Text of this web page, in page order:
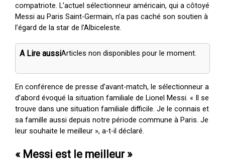
compatriote. L’actuel sélectionneur américain, qui a côtoyé
Messi au Paris Saint-Germain, n’a pas caché son soutien à
l’égard de la star de l’Albiceleste.
A Lire aussiArticles non disponibles pour le moment.
En conférence de presse d’avant-match, le sélectionneur a
d’abord évoqué la situation familiale de Lionel Messi. « Il se
trouve dans une situation familiale difficile. Je le connais et
sa famille aussi depuis notre période commune à Paris. Je
leur souhaite le meilleur », a-t-il déclaré.
« Messi est le meilleur »